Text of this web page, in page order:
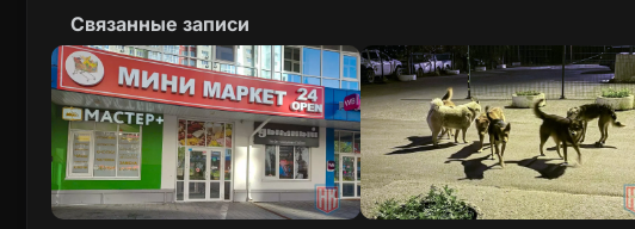
Связанные записи